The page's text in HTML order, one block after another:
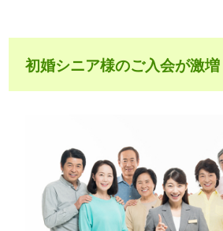
初婚シニア様のご入会が激増